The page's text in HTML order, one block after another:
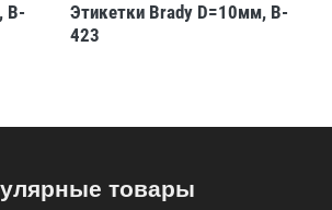
B-
Этикетки Brady D=10мм, B-
423
товары